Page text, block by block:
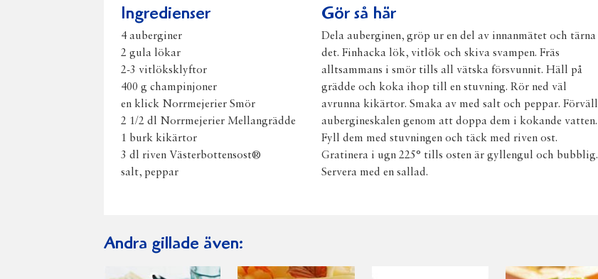
Ingredienser
4 auberginer
2 gula lökar
2-3 vitlöksklyftor
400 g champinjoner
en klick Norrmejerier Smör
2 1/2 dl Norrmejerier Mellangrädde
1 burk kikärtor
3 dl riven Västerbottensost®
salt, peppar
Gör så här
Dela auberginen, gröp ur en del av innanmätet och tärna
det. Finhacka lök, vitlök och skiva svampen. Fräs
alltsammans i smör tills all vätska försvunnit. Häll på
grädde och koka ihop till en stuvning. Rör ned väl
avrunna kikärtor. Smaka av med salt och peppar. Förväll
aubergineskalen genom att doppa dem i kokande vatten.
Fyll dem med stuvningen och täck med riven ost.
Gratinera i ugn 225° tills osten är gyllengul och bubblig.
Servera med en sallad.
Andra gillade även: